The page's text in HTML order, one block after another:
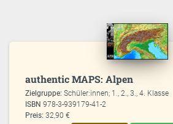
authentic MAPS: Alpen
Zielgruppe:Schüler:innen; 1., 2., 3., 4. Klasse
ISBN978-3-939179-41-2
Preis: 32,90 €